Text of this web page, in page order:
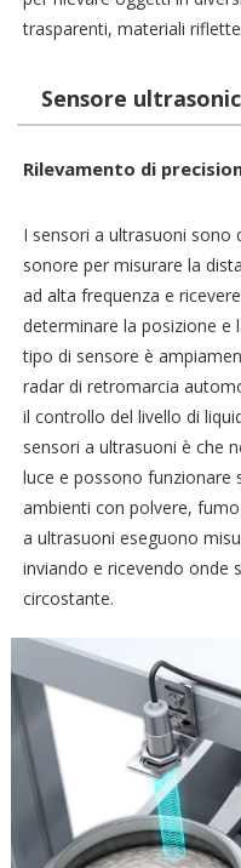
trasparenti, materiali
Sensore
Rilevamento di
I sensori a ultrasuoni sono
sonore per misurare la
ad alta frequenza e
determinare la posizione e
tipo di sensore è
radar di retromarcia
il controllo del livello di
sensori a ultrasuoni è che
luce e possono funzionare
ambienti con polvere,
a ultrasuoni eseguono
inviando e ricevendo onde
circostante.